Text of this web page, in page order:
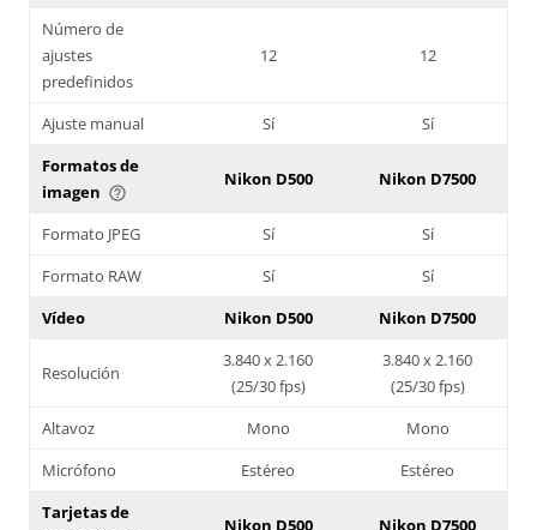
Número de
ajustes
predefinidos
12 12
Ajuste manual Sí
Sí
Formatos de
imagen help_outline
Nikon D500 Nikon D7500
Formato JPEG Sí
Sí
Formato RAW
Sí
Sí
Vídeo
Nikon D500 Nikon D7500
Resolución
3.840 x 2.160
(25/30 fps)
3.840 x 2.160
(25/30 fps)
Altavoz
Mono
Mono
Micrófono
Estéreo
Estéreo
Tarjetas de
Nikon D500 Nikon D7500